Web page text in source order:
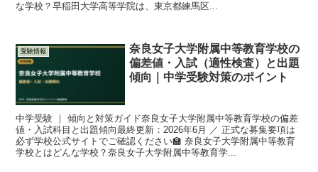
な学校？早稲田大学高等学院は、東京都練馬区...
受験情報
奈良女子大学附属中等教育学校の
偏差値・入試（適性検査）と出題
傾向｜中学受験対策のポイント
中学受験 ｜ 傾向と対策ガイド奈良女子大学附属中等教育学校の偏差
値・入試科目と出題傾向最終更新：2026年6月 ／ 正式な募集要項は
必ず学校公式サイトでご確認ください🏫 奈良女子大学附属中等教育
学校とはどんな学校？奈良女子大学附属中等教育学...